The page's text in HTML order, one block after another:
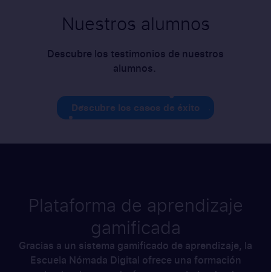
Nuestros alumnos
Descubre los testimonios de nuestros
alumnos.
Descubre los casos de éxito
Plataforma de aprendizaje
gamificada
Gracias a un sistema gamificado de aprendizaje, la
Escuela Nómada Digital ofrece una formación